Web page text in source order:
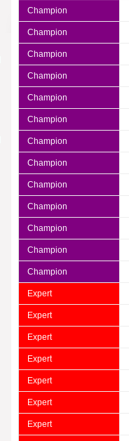
Champion
Champion
Champion
Champion
Champion
Champion
Champion
Champion
Champion
Champion
Champion
Champion
Champion
Expert
Expert
Expert
Expert
Expert
Expert
Expert